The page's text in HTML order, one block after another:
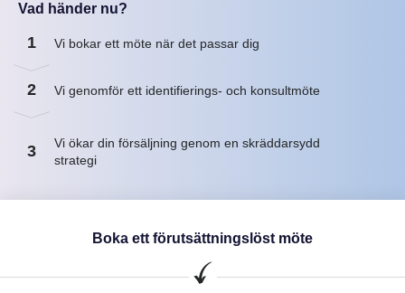
Vad händer nu?
1 Vi bokar ett möte när det passar dig
2 Vi genomför ett identifierings- och konsultmöte
3
Vi ökar din försäljning genom en skräddarsydd
strategi
Boka ett förutsättningslöst möte